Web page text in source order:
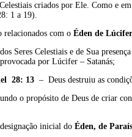
criados por Ele. Como e
1 a 19).
relacionados com o Éden de
Seres Celestiais e de Sua
por Lúcifer – Satanás;
28: 13 – Deus destruiu as
o propósito de Deus de criar
inicial do Éden, de